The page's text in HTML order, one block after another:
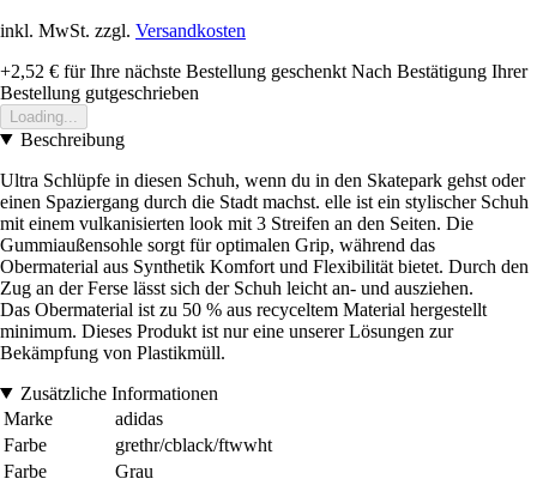
inkl. MwSt. zzgl. Versandkosten
+2,52 € für Ihre nächste Bestellung geschenkt Nach Bestätigung Ihrer
Bestellung gutgeschrieben
Loading...
Beschreibung
Ultra Schlüpfe in diesen Schuh, wenn du in den Skatepark gehst oder
einen Spaziergang durch die Stadt machst. elle ist ein stylischer Schuh
mit einem vulkanisierten look mit 3 Streifen an den Seiten. Die
Gummiaußensohle sorgt für optimalen Grip, während das
Obermaterial aus Synthetik Komfort und Flexibilität bietet. Durch den
Zug an der Ferse lässt sich der Schuh leicht an- und ausziehen.
Das Obermaterial ist zu 50 % aus recyceltem Material hergestellt
minimum. Dieses Produkt ist nur eine unserer Lösungen zur
Bekämpfung von Plastikmüll.
Zusätzliche Informationen
Marke
adidas
Farbe
grethr/cblack/ftwwht
Farbe
Grau